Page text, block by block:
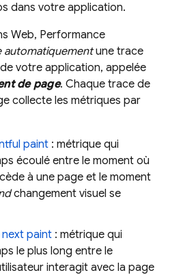
dans votre application.
Web, Performance
automatiquementune trace
votre application, appelée
de page. Chaque trace de
collecte les métriques par
paint : métrique qui
écoulé entre le moment où
à une page et le moment
changement visuel se
paint : métrique qui
le plus long entre le
interagit avec la page